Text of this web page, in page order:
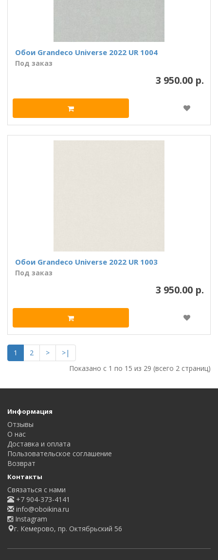
Обои Grandeco Universe 2022 UR 1004
Под заказ
3 950.00 р.
Обои Grandeco Universe 2022 UR 1003
Под заказ
3 950.00 р.
1 2 >
>|
Показано с 1 по 15 из 29 (всего 2 страниц)
Информация
Отзывы
О нас
Доставка и оплата
Пользовательское соглашение
Возврат
Контакты
Связаться с нами
+7 904-373-4141
info@oboikina.ru
Instagram
г. Кемерово, пр. Октябрьский 56